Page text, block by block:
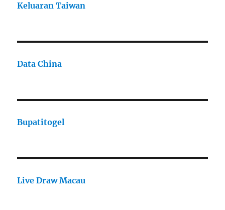
Keluaran Taiwan
Data China
Bupatitogel
Live Draw Macau